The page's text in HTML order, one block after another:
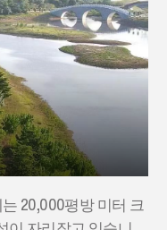
20,000평방 미터 크